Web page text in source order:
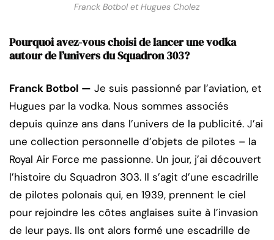
Franck Botbol et Hugues Cholez
Pourquoi avez-vous choisi de lancer une vodka
autour de l’univers du Squadron 303?
Franck Botbol — Je suis passionné par l’aviation, et
Hugues par la vodka. Nous sommes associés
depuis quinze ans dans l’univers de la publicité. J’ai
une collection personnelle d’objets de pilotes – la
Royal Air Force me passionne. Un jour, j’ai découvert
l’histoire du Squadron 303. Il s’agit d’une escadrille
de pilotes polonais qui, en 1939, prennent le ciel
pour rejoindre les côtes anglaises suite à l’invasion
de leur pays. Ils ont alors formé une escadrille de